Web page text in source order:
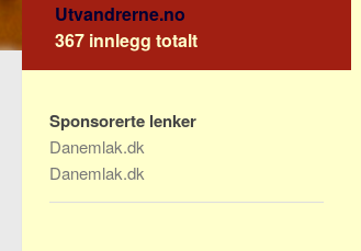
Utvandrerne.no
367 innlegg totalt
Sponsorerte lenker
Danemlak.dk
Danemlak.dk